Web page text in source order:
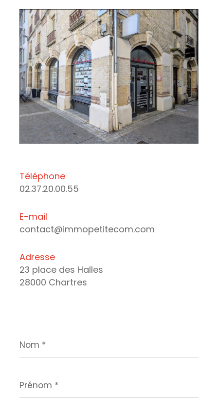
Téléphone
02.37.20.00.55
E-mail
contact@immopetitecom.com
Adresse
23 place des Halles
28000 Chartres
*
*